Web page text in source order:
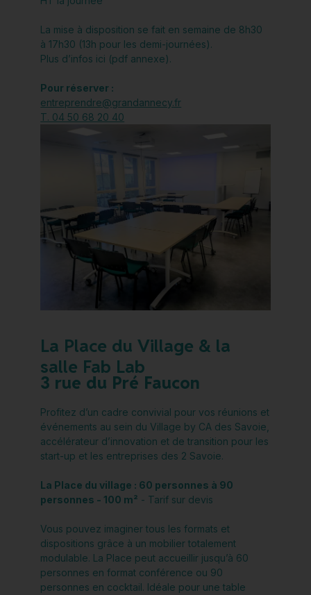
La mise à disposition se fait en semaine de 8h30
à 17h30 (13h pour les demi-journées).
Plus d’infos ici (pdf annexe).
Pour réserver :
entreprendre@grandannecy.fr
T. 04 50 68 20 40
La Place du Village & la
salle Fab Lab
3 rue du Pré Faucon
Profitez d’un cadre convivial pour vos réunions et
événements au sein du Village by CA des Savoie,
accélérateur d’innovation et de transition pour les
start-up et les entreprises des 2 Savoie.
La Place du village : 60 personnes à 90
personnes - 100 m² - Tarif sur devis
Vous pouvez imaginer tous les formats et
dispositions grâce à un mobilier totalement
modulable. La Place peut accueillir jusqu’à 60
personnes en format conférence ou 90
personnes en cocktail. Idéale pour une table